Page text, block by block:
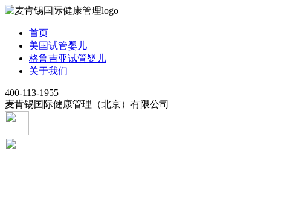
首页
美国试管婴儿
格鲁吉亚试管婴儿
关于我们
400-113-1955
麦肯锡国际健康管理（北京）有限公司